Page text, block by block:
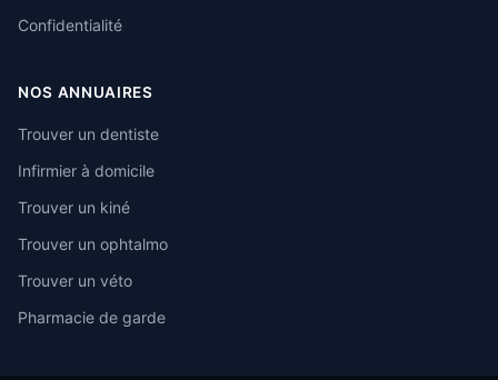
Confidentialité
NOS ANNUAIRES
Trouver un dentiste
Infirmier à domicile
Trouver un kiné
Trouver un ophtalmo
Trouver un véto
Pharmacie de garde